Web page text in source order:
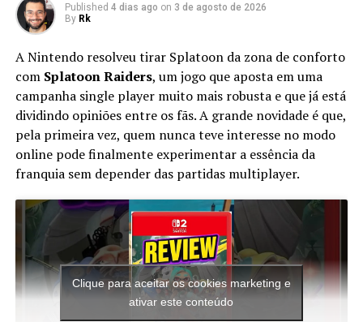
41. Mario & Luigi: Paper Jam
42. Mario and Donkey Kong: Minis on the Move
43. Mario Golf: World Tour
44. Mario Kart 7
45. Metal Gear Solid 3D: Snake Eater
46. Mighty Switch Force!
47. Mighty Switch Force! 2
48. Monster Hunter 3 Ultimate
49. Monster Hunter 4 Ultimate
51. Nano EX
52. New Super Mario Bros. 2
53. Nintendogs + Cats
54. Paper Mario: Sticker Star
55. Persona Q: Shadow of the Labyrinth
56. Phoenix Wright: Ace Attorney – Dual Destinies
Published 4 dias ago on 3 de agosto de 2026
By Rk
A Nintendo resolveu tirar Splatoon da zona de conforto
com Splatoon Raiders, um jogo que aposta em uma
campanha single player muito mais robusta e que já está
dividindo opiniões entre os fãs. A grande novidade é que,
pela primeira vez, quem nunca teve interesse no modo
online pode finalmente experimentar a essência da
franquia sem depender das partidas multiplayer.
Clique para aceitar os cookies marketing e
ativar este conteúdo